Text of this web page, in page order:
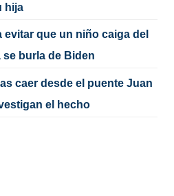
hija
evitar que un niño caiga del
burla de Biden
caer desde el puente Juan
el hecho